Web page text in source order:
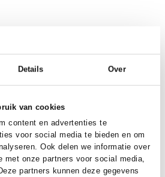
Details Over
van cookies
content en advertenties te
voor social media te bieden en om
Ook delen we informatie over
met onze partners voor social media,
partners kunnen deze gegevens